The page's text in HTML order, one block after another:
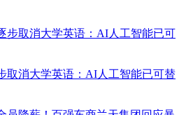
取消大学英语：AI人工智能已可替